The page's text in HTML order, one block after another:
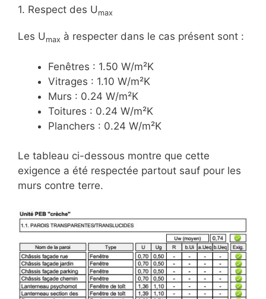
1. Respect des U max
Les U max à respecter dans le cas présent sont :
Fenêtres : 1.50 W/m²K
Vitrages : 1.10 W/m²K
Murs : 0.24 W/m²K
Toitures : 0.24 W/m²K
Planchers : 0.24 W/m²K
Le tableau ci-dessous montre que cette
exigence a été respectée partout sauf pour les
murs contre terre.